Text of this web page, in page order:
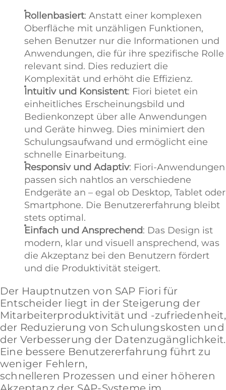
Rollenbasiert: Anstatt einer komplexen
Oberfläche mit unzähligen Funktionen,
sehen Benutzer nur die Informationen und
Anwendungen, die für ihre spezifische Rolle
relevant sind. Dies reduziert die
Komplexität und erhöht die Effizienz.
Intuitiv und Konsistent: Fiori bietet ein
einheitliches Erscheinungsbild und
Bedienkonzept über alle Anwendungen
und Geräte hinweg. Dies minimiert den
Schulungsaufwand und ermöglicht eine
schnelle Einarbeitung.
Responsiv und Adaptiv: Fiori-Anwendungen
passen sich nahtlos an verschiedene
Endgeräte an – egal ob Desktop, Tablet oder
Smartphone. Die Benutzererfahrung bleibt
stets optimal.
Einfach und Ansprechend: Das Design ist
modern, klar und visuell ansprechend, was
die Akzeptanz bei den Benutzern fördert
und die Produktivität steigert.
Der Hauptnutzen von SAP Fiori für
Entscheider liegt in der Steigerung der
Mitarbeiterproduktivität und -zufriedenheit,
der Reduzierung von Schulungskosten und
der Verbesserung der Datenzugänglichkeit.
Eine bessere Benutzererfahrung führt zu
weniger Fehlern,
schnelleren Prozessen und einer höheren